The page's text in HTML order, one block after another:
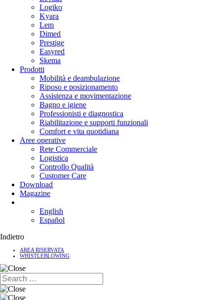
Logiko
Kyara
Lem
Dimed
Prestige
Easyred
Skema
Prodotti
Mobilità e deambulazione
Riposo e posizionamento
Assistenza e movimentazione
Bagno e igiene
Professionisti e diagnostica
Riabilitazione e supporti funzionali
Comfort e vita quotidiana
Aree operative
Rete Commerciale
Logistica
Controllo Qualità
Customer Care
Download
Magazine
English
Español
Indietro
AREA RISERVATA
WHISTLEBLOWING